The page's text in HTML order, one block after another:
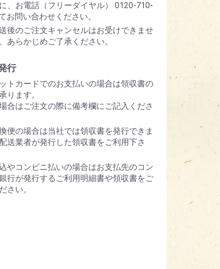
、お電話（フリーダイヤル） 0120-710-
お問い合わせください。
後のご注文キャンセルはお受けできませ
あらかじめご了承ください。
行
トカードでのお支払いの場合は領収書の
ります。
合はご注文の際に備考欄にご記入くださ
便の場合は当社では領収書を発行できま
送業者が発行した領収書をご利用下さ
やコンビニ払いの場合はお支払先のコン
行が発行するご利用明細書や領収書をご
さい。